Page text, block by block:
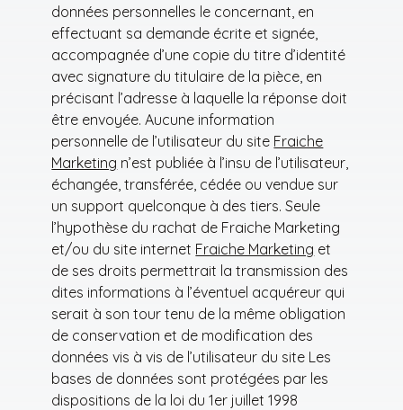
données personnelles le concernant, en
effectuant sa demande écrite et signée,
accompagnée d’une copie du titre d’identité
avec signature du titulaire de la pièce, en
précisant l’adresse à laquelle la réponse doit
être envoyée. Aucune information
personnelle de l’utilisateur du site Fraiche
Marketing n’est publiée à l’insu de l’utilisateur,
échangée, transférée, cédée ou vendue sur
un support quelconque à des tiers. Seule
l’hypothèse du rachat de Fraiche Marketing
et/ou du site internet Fraiche Marketing et
de ses droits permettrait la transmission des
dites informations à l’éventuel acquéreur qui
serait à son tour tenu de la même obligation
de conservation et de modification des
données vis à vis de l’utilisateur du site Les
bases de données sont protégées par les
dispositions de la loi du 1er juillet 1998